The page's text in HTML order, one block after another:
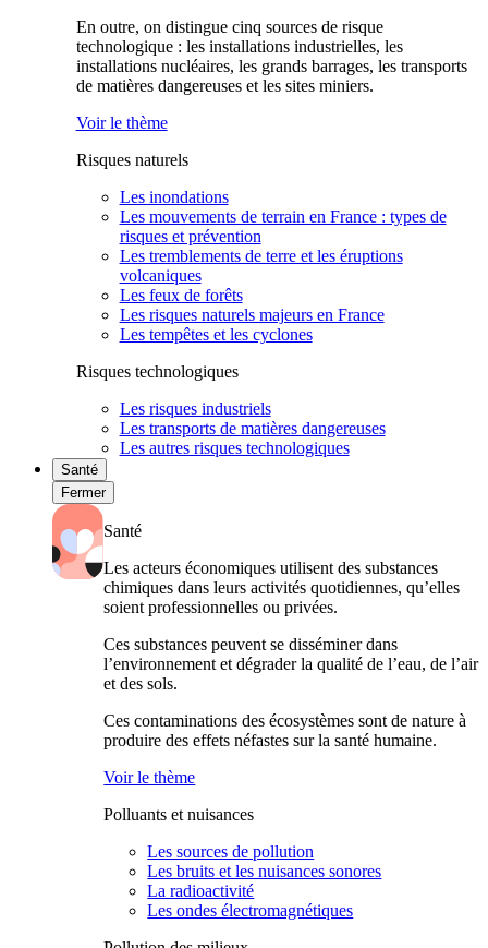
En outre, on distingue cinq sources de risque
technologique : les installations industrielles, les
installations nucléaires, les grands barrages, les transports
de matières dangereuses et les sites miniers.
Voir le thème
Risques naturels
Les inondations
Les mouvements de terrain en France : types de
risques et prévention
Les tremblements de terre et les éruptions
volcaniques
Les feux de forêts
Les risques naturels majeurs en France
Les tempêtes et les cyclones
Risques technologiques
Les risques industriels
Les transports de matières dangereuses
Les autres risques technologiques
Santé
Fermer
Santé
Les acteurs économiques utilisent des substances
chimiques dans leurs activités quotidiennes, qu’elles
soient professionnelles ou privées.
Ces substances peuvent se disséminer dans
l’environnement et dégrader la qualité de l’eau, de l’air
et des sols.
Ces contaminations des écosystèmes sont de nature à
produire des effets néfastes sur la santé humaine.
Voir le thème
Polluants et nuisances
Les sources de pollution
Les bruits et les nuisances sonores
La radioactivité
Les ondes électromagnétiques